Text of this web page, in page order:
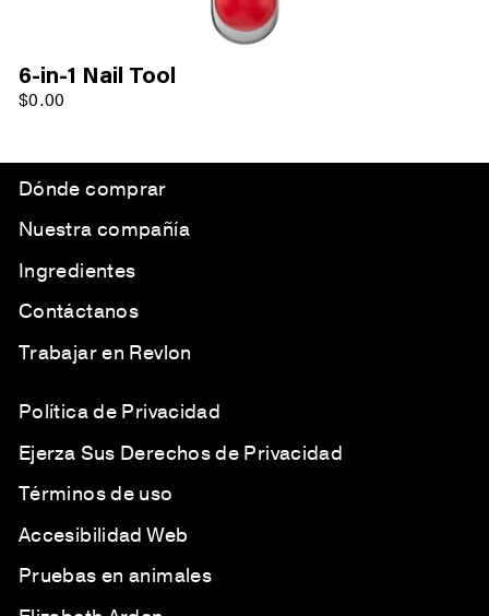
6-in-1 Nail Tool
$0.00
Dónde comprar
Nuestra compañía
Ingredientes
Contáctanos
Trabajar en Revlon
Política de Privacidad
Ejerza Sus Derechos de Privacidad
Términos de uso
Accesibilidad Web
Pruebas en animales